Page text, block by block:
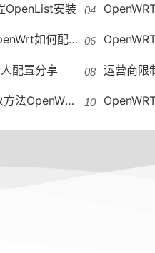
OpenList安装 OpenWRT无法保
配置IPv6地址段
配置分享 运营商限制
修改最大连接数 OpenWRT配置